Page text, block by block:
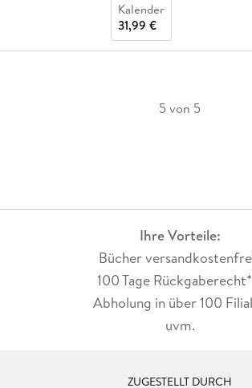
Kalender
31,99 €
5 von 5
Ihre Vorteile:
Bücher
100 Tage
Abholung in über 100
uvm.
ZUGESTELLT DURCH